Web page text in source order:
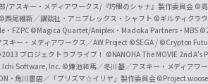
/アスキー・メディアワークス/『灼眼のシャナ』製作委員会 ©
©西尾維新／講談社・アニプレックス・シャフト ©ギルティクラ
・FZPC ©Magica Quartet/Aniplex・Madoka Partners・MBS
キー・メディアワークス／AW Project ©SEGA / ©Crypton
プロジェクトラブライブ！ ©NANOHA The MOVIE 2nd A's
Software, Inc. ©鎌池和馬／冬川基／アスキー・メディアワ
・角川書店／「プリズマ☆イリヤ」製作委員会©Project